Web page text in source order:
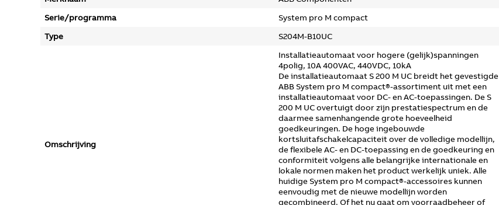
Serie/programma
System pro M compact
Type
S204M-B10UC
Omschrijving
Installatieautomaat voor hogere (gelijk)spanningen
4polig, 10A 400VAC, 440VDC, 10kA
De installatieautomaat S 200 M UC breidt het gevestigde
ABB System pro M compact®-assortiment uit met een
installatieautomaat voor DC- en AC-toepassingen. De S
200 M UC overtuigt door zijn prestatiespectrum en de
daarmee samenhangende grote hoeveelheid
goedkeuringen. De hoge ingebouwde
kortsluitafschakelcapaciteit over de volledige modellijn,
de flexibele AC- en DC-toepassing en de goedkeuring en
conformiteit volgens alle belangrijke internationale en
lokale normen maken het product werkelijk uniek. Alle
huidige System pro M compact®-accessoires kunnen
eenvoudig met de nieuwe modellijn worden
gecombineerd. Of het nu gaat om voorraadbeheer of